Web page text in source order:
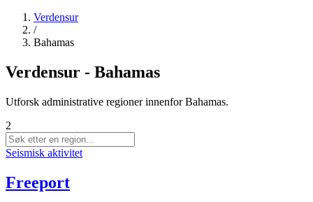
Verdensur
/
Bahamas
Verdensur - Bahamas
Utforsk administrative regioner innenfor Bahamas.
2
Seismisk aktivitet
Freeport